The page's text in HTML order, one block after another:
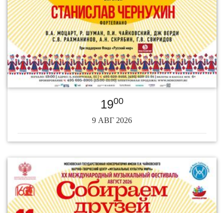
1900
9 АВГ 2026